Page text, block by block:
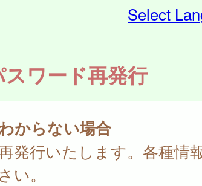
Select
スワード再発行
からない場合
発行いたします。各種情
い。